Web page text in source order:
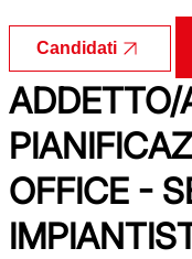
Candidati
ADDETTO/
OFFICE -